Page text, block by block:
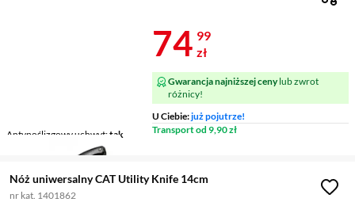
Antypoślizgowy uchwyt tak
Cena 74,99
74 99
zł
Gwarancja najniższej cenylub zwrot
różnicy!
U Ciebie:już pojutrze!
Transport od 9,90 zł
Nóż uniwersalny CAT Utility Knife 14cm
nr kat. 1401862